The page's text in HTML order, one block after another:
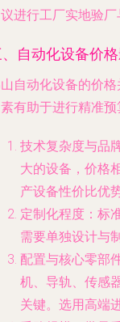
进行工厂实地验厂
自动化设备价
自动化设备的价
有助于进行精准预
技术复杂度与品
大的设备，价格
产设备性价比优
定制化程度 ：标
需要单独设计与
配置与核心零部
机、导轨、传感
关键。选用高端